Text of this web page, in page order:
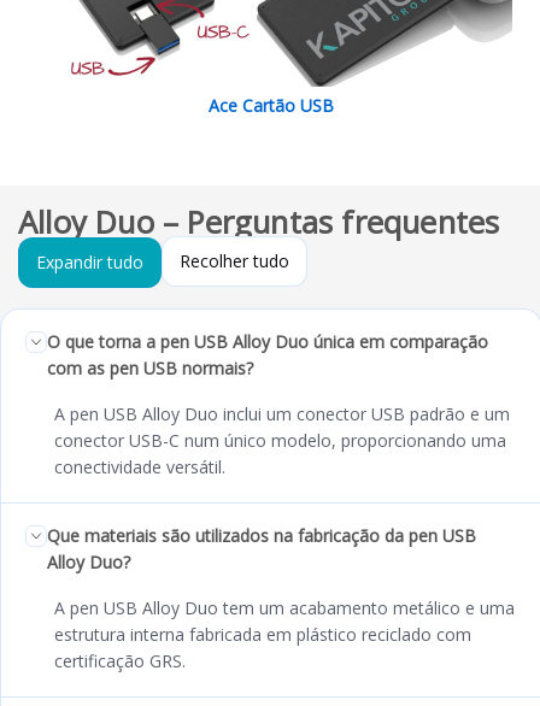
Ace Cartão USB
Alloy Duo – Perguntas frequentes
Expandir tudo Recolher tudo
O que torna a pen USB Alloy Duo única em comparação
com as pen USB normais?
A pen USB Alloy Duo inclui um conector USB padrão e um
conector USB-C num único modelo, proporcionando uma
conectividade versátil.
Que materiais são utilizados na fabricação da pen USB
Alloy Duo?
A pen USB Alloy Duo tem um acabamento metálico e uma
estrutura interna fabricada em plástico reciclado com
certificação GRS.